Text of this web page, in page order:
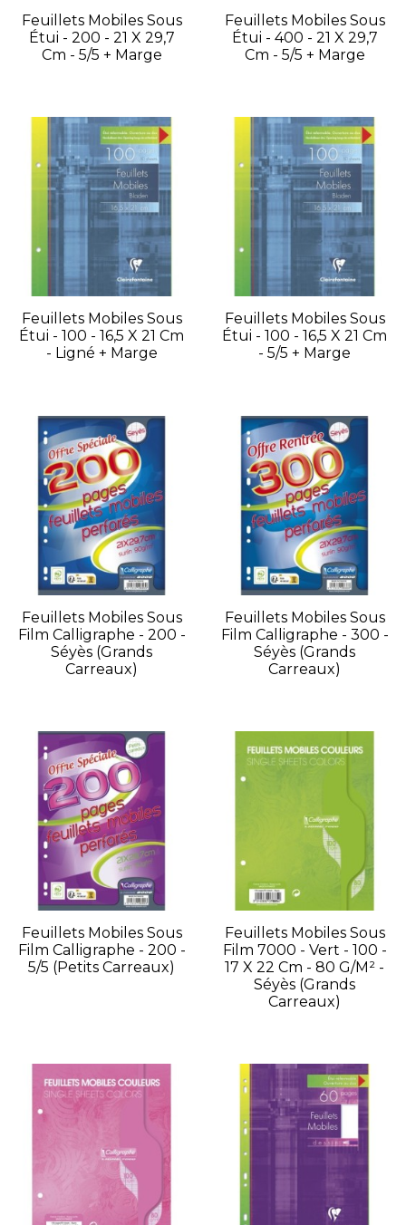
Feuillets Mobiles Sous
Étui - 200 - 21 X 29,7
Cm - 5/5 + Marge
Feuillets Mobiles Sous
Étui - 400 - 21 X 29,7
Cm - 5/5 + Marge
Feuillets Mobiles Sous
Étui - 100 - 16,5 X 21 Cm
- Ligné + Marge
Feuillets Mobiles Sous
Étui - 100 - 16,5 X 21 Cm
- 5/5 + Marge
Feuillets Mobiles Sous
Film Calligraphe - 200 -
Séyès (grands
Carreaux)
Feuillets Mobiles Sous
Film Calligraphe - 300 -
Séyès (grands
Carreaux)
Feuillets Mobiles Sous
Film Calligraphe - 200 -
5/5 (petits Carreaux)
Feuillets Mobiles Sous
Film 7000 - Vert - 100 -
17 X 22 Cm - 80 G/m² -
Séyès (grands
Carreaux)